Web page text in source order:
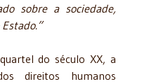
sobre a sociedade,
do século XX, a
direitos humanos